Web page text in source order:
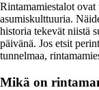
Rintamamiestalot ovat
asumiskulttuuria.
historia tekevät niistä
päivänä. Jos etsit
tunnelmaa,
Mikä on